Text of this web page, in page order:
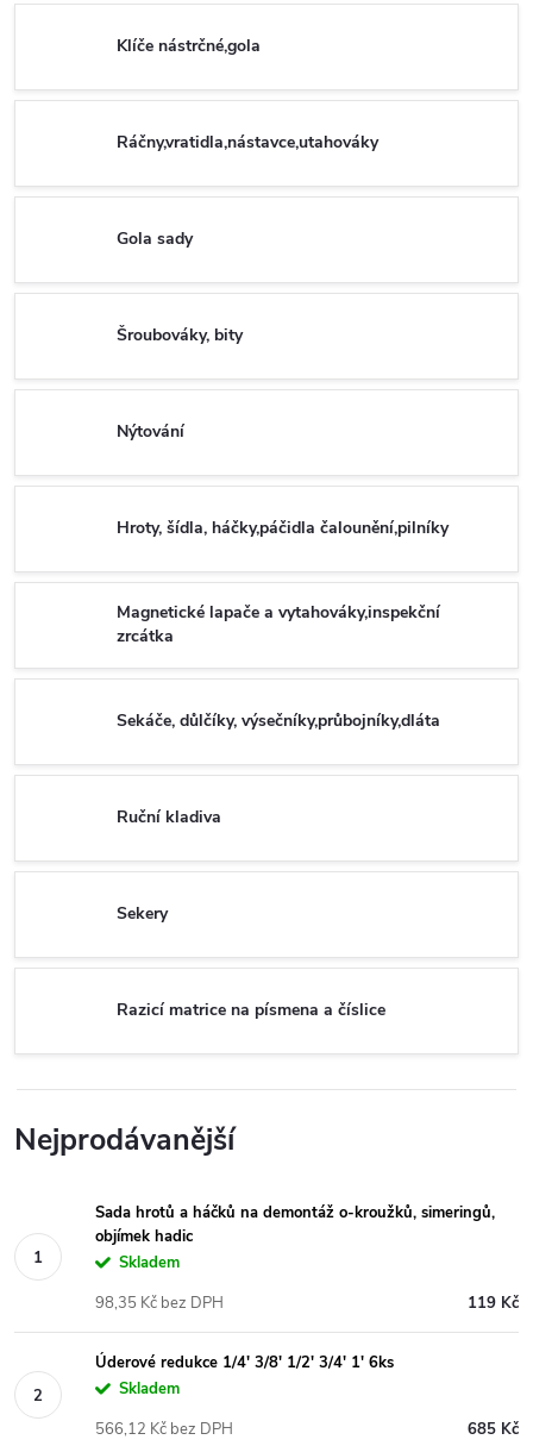
Klíče nástrčné,gola
Ráčny,vratidla,nástavce,utahováky
Gola sady
Šroubováky, bity
Nýtování
Hroty, šídla, háčky,páčidla čalounění,pilníky
Magnetické lapače a vytahováky,inspekční
zrcátka
Sekáče, důlčíky, výsečníky,průbojníky,dláta
Ruční kladiva
Sekery
Razicí matrice na písmena a číslice
Nejprodávanější
Sada hrotů a háčků na demontáž o-kroužků, simeringů,
objímek hadic
Skladem
119 Kč
98,35 Kč bez DPH
Úderové redukce 1/4' 3/8' 1/2' 3/4' 1' 6ks
Skladem
685 Kč
566,12 Kč bez DPH